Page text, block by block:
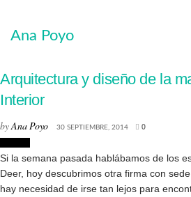
Ana Poyo
Arquitectura y diseño de la
Interior
byAna Poyo 30 SEPTIEMBRE, 2014 0
Si la semana pasada hablábamos de los
Deer, hoy descubrimos otra firma con
hay necesidad de irse tan lejos para